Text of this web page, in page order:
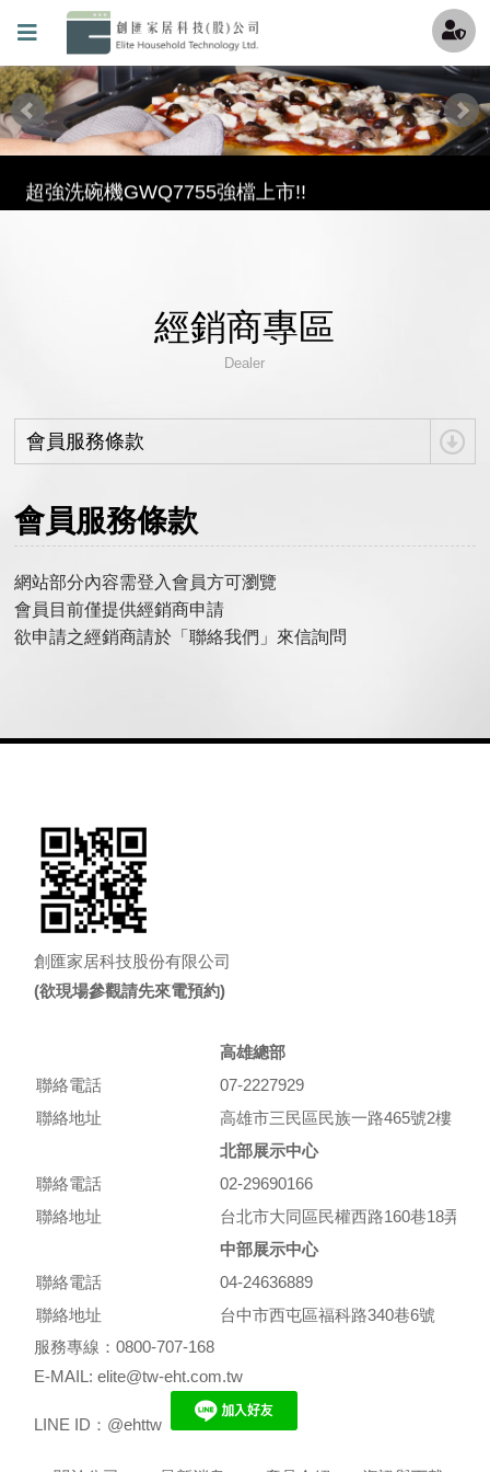
最酷的冰沙機來囉，趕快來冰涼一下吧~
透過創匯Youtube頻道更加了解機器吧 !
連知名Youtuber試用過都說讚的氣泡水機!!!
超強洗碗機GWQ7755強檔上市!!
經銷商專區
Dealer
會員服務條款
會員服務條款
網站部分內容需登入會員方可瀏覽
會員目前僅提供經銷商申請
欲申請之經銷商請於「聯絡我們」來信詢問
創匯家居科技股份有限公司
(欲現場參觀請先來電預約)
高雄總部
聯絡電話
07-2227929
聯絡地址
高雄市三民區民族一路465號2樓
北部展示中心
聯絡電話
02-29690166
聯絡地址
台北市大同區民權西路160巷18弄10
中部展示中心
聯絡電話
04-24636889
聯絡地址
台中市西屯區福科路340巷6號
服務專線：0800-707-168
E-MAIL: elite@tw-eht.com.tw
LINE ID：@ehttw